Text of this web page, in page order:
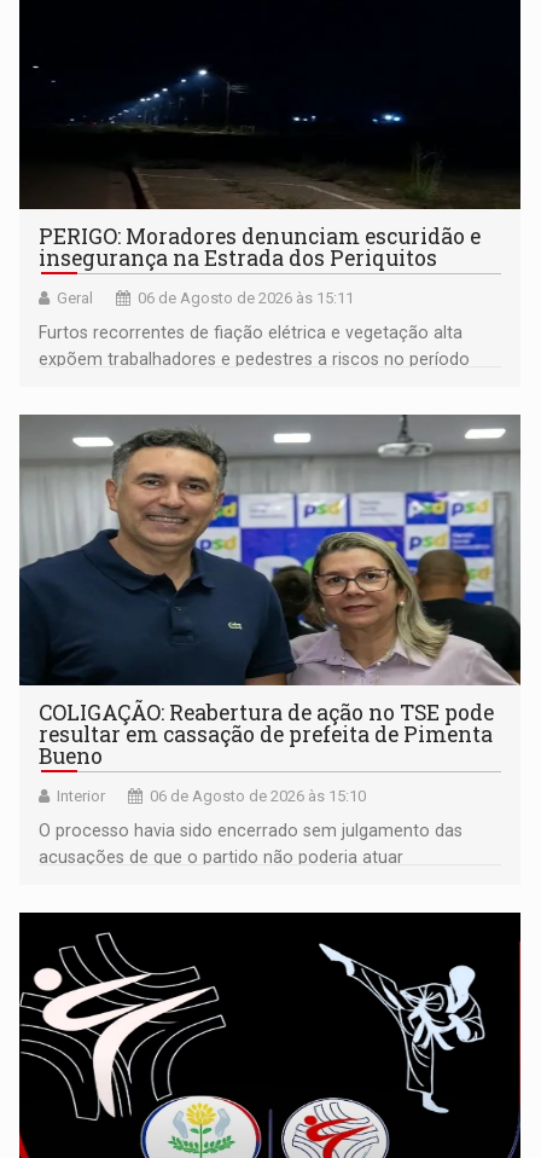
PERIGO: Moradores denunciam escuridão e
insegurança na Estrada dos Periquitos
Geral 06 de Agosto de 2026 às 15:11
Furtos recorrentes de fiação elétrica e vegetação alta
expõem trabalhadores e pedestres a riscos no período
COLIGAÇÃO: Reabertura de ação no TSE pode
resultar em cassação de prefeita de Pimenta
Bueno
Interior 06 de Agosto de 2026 às 15:10
O processo havia sido encerrado sem julgamento das
acusações de que o partido não poderia atuar